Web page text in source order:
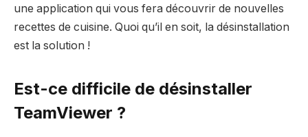
une application qui vous fera découvrir de nouvelles
recettes de cuisine. Quoi qu’il en soit, la désinstallation
est la solution !
Est-ce difficile de désinstaller
TeamViewer ?